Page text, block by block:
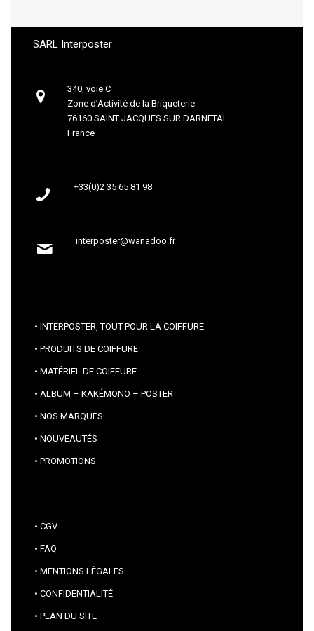
SARL Interposter
340, voie C
Zone d’Activité de la Briqueterie
76160 SAINT JACQUES SUR DARNETAL
France
+33(0)2 35 65 81 98
interposter@wanadoo.fr
INTERPOSTER, TOUT POUR LA COIFFURE
PRODUITS DE COIFFURE
MATÉRIEL DE COIFFURE
ALBUM – KAKÉMONO – POSTER
NOS MARQUES
NOUVEAUTÉS
PROMOTIONS
CGV
FAQ
MENTIONS LÉGALES
CONFIDENTIALITÉ
PLAN DU SITE